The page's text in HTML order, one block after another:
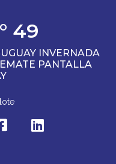
49
INVERNADA
PANTALLA